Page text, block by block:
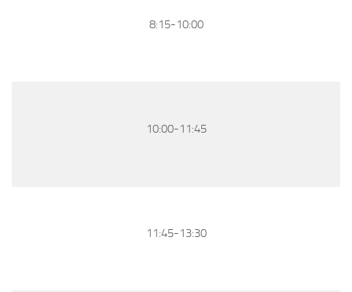
8:15-10:00
10:00-11:45
11:45-13:30